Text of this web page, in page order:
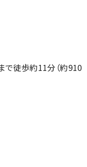
徒歩約11分（約910